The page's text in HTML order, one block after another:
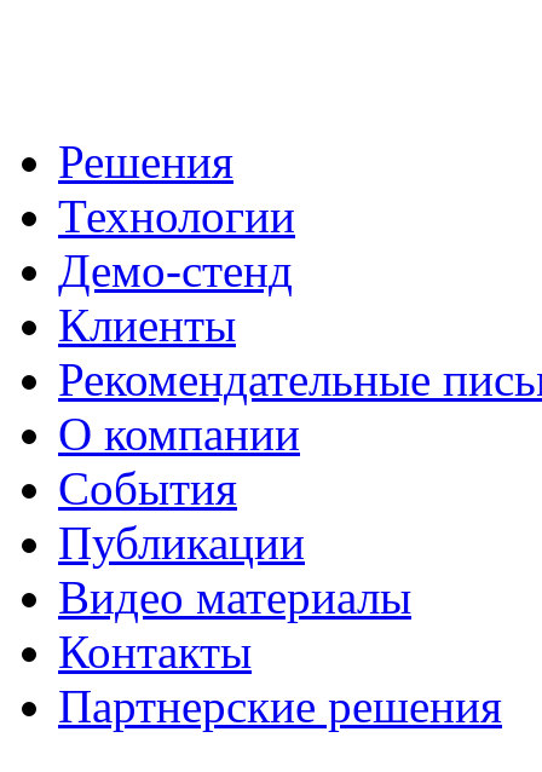
Решения
Технологии
Демо-стенд
Клиенты
Рекомендательные
О компании
События
Публикации
Видео материалы
Контакты
Партнерские решения